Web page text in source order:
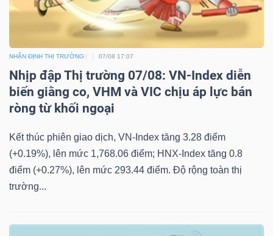
NHẬN ĐỊNH THỊ TRƯỜNG 07/08 17:07
Nhịp đập Thị trường 07/08: VN-Index diễn
biến giằng co, VHM và VIC chịu áp lực bán
ròng từ khối ngoại
Kết thúc phiên giao dịch, VN-Index tăng 3.28 điểm
(+0.19%), lên mức 1,768.06 điểm; HNX-Index tăng 0.8
điểm (+0.27%), lên mức 293.44 điểm. Độ rộng toàn thị
trường...